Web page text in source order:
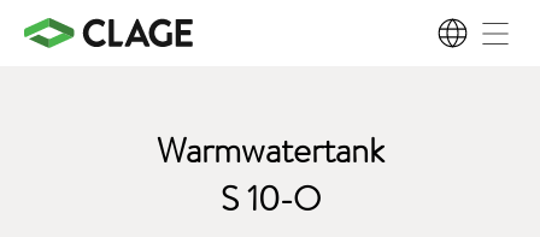
NL
Warmwatertank
S 10-O